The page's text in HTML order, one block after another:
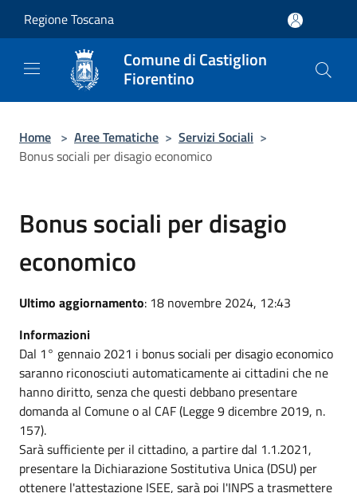
Regione Toscana
Comune di Castiglion
Fiorentino
Home > Aree Tematiche > Servizi Sociali >
Bonus sociali per disagio economico
Bonus sociali per disagio
economico
Ultimo aggiornamento: 18 novembre 2024, 12:43
Informazioni
Dal 1° gennaio 2021 i bonus sociali per disagio economico
saranno riconosciuti automaticamente ai cittadini che ne
hanno diritto, senza che questi debbano presentare
domanda al Comune o al CAF (Legge 9 dicembre 2019, n.
157).
Sarà sufficiente per il cittadino, a partire dal 1.1.2021,
presentare la Dichiarazione Sostitutiva Unica (DSU) per
ottenere l'attestazione ISEE, sarà poi l'INPS a trasmettere